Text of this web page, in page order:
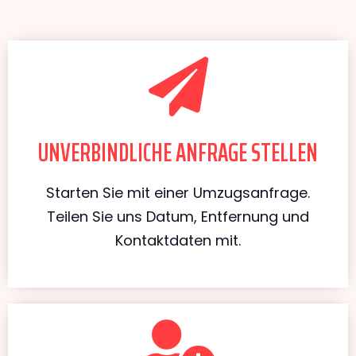
UNVERBINDLICHE ANFRAGE STELLEN
Starten Sie mit einer Umzugsanfrage.
Teilen Sie uns Datum, Entfernung und
Kontaktdaten mit.